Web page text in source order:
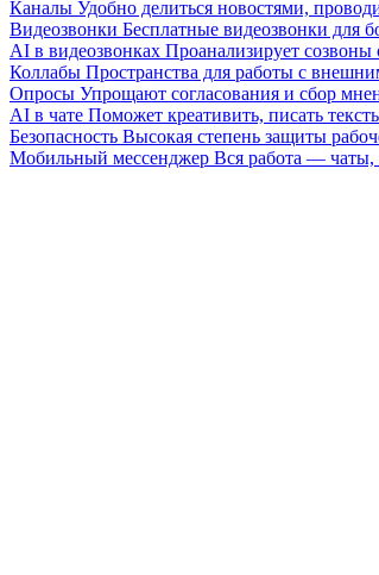
Каналы Удобно делиться новостями,
Видеозвонки Бесплатные видеозвонки для
AI в видеозвонках Проанализирует созвоны
Коллабы Пространства для работы с
Опросы Упрощают согласования и сбор
AI в чате Поможет креативить, писать
Безопасность Высокая степень защиты
Мобильный мессенджер Вся работа —